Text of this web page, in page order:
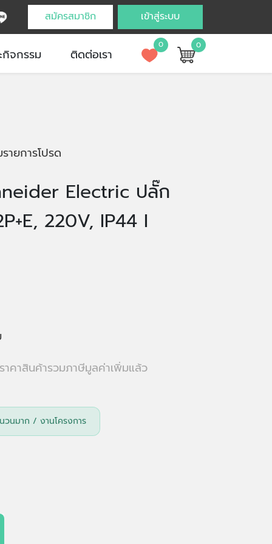
สมัครสมาชิก เข้าสู่ระบบ
กิจกรรม ติดต่อเรา
0 0
ายการโปรด
Electric ปลั๊ก
220V, IP44 I
ราคาสินค้ารวมภาษีมูลค่าเพิ่มแล้ว
วนมาก / งานโครงการ